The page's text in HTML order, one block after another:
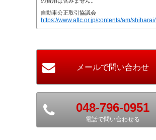
自動車公正取引協議会
https://www.aftc.or.jp/contents/am/shiharai/
048-796-0951
電話で問い合わせる